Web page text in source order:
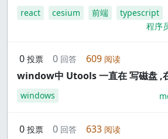
react cesium 前端
typescript
程序
0 投票 0 回答 609 阅读
window中 Utools 一直在 写磁盘 ,
windows
0 投票 0 回答 633 阅读